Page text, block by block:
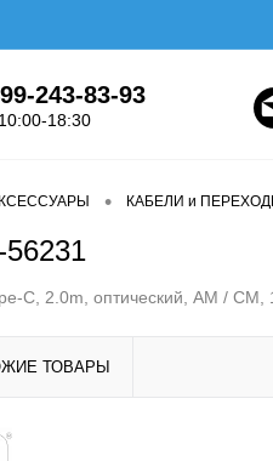
243-83-93
18:30
• КАБЕЛИ и
56231
C, 2.0m, оптический, AM /
ТОВАРЫ